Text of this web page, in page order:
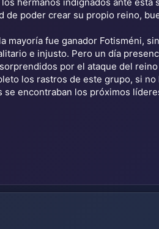
de poder crear su propio reino,
mayoría fue ganador Fotisméni,
e injusto. Pero un día
por el ataque del
los rastros de este grupo, si
encontraban los próximos